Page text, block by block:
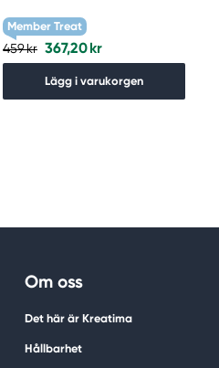
Member Treat
459 kr 367,20 kr
Lägg i varukorgen
Om oss
Det här är Kreatima
Hållbarhet